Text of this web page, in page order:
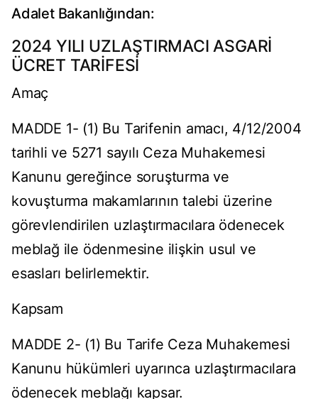
Adalet Bakanlığından:
2024 YILI UZLAŞTIRMACI ASGARİ
ÜCRET TARİFESİ
Amaç
MADDE 1- (1) Bu Tarifenin amacı, 4/12/2004
tarihli ve 5271 sayılı Ceza Muhakemesi
Kanunu gereğince soruşturma ve
kovuşturma makamlarının talebi üzerine
görevlendirilen uzlaştırmacılara ödenecek
meblağ ile ödenmesine ilişkin usul ve
esasları belirlemektir.
Kapsam
MADDE 2- (1) Bu Tarife Ceza Muhakemesi
Kanunu hükümleri uyarınca uzlaştırmacılara
ödenecek meblağı kapsar.